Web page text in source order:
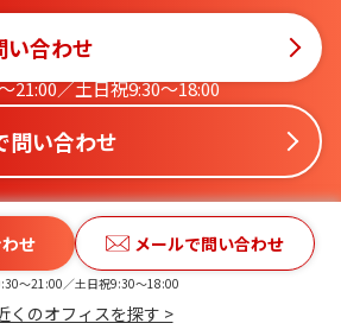
せ メールで問い合わせ
〜21:00／土日祝9:30〜18:00
くのオフィスを探す >
い合わせ
21:00／土日祝9:30〜18:00
問い合わせ
なご相談エリア